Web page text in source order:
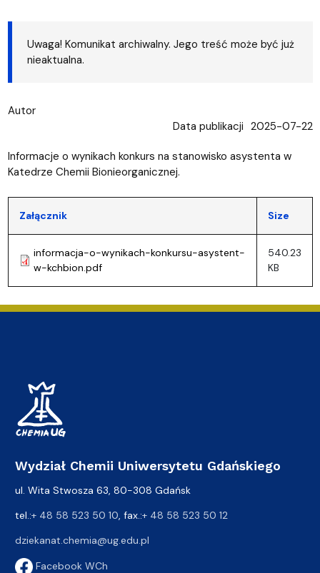
Uwaga! Komunikat archiwalny. Jego treść może być już
nieaktualna.
Autor
Data publikacji 2025-07-22
Informacje o wynikach konkurs na stanowisko asystenta w
Katedrze Chemii Bionieorganicznej.
Załącznik Size
informacja-o-wynikach-konkursu-asystent-
w-kchbion.pdf
540.23
KB
Wydział Chemii Uniwersytetu Gdańskiego
ul. Wita Stwosza 63, 80-308 Gdańsk
tel.:+ 48 58 523 50 10 , fax.:+ 48 58 523 50 12
dziekanat.chemia@ug.edu.pl
Facebook WCh